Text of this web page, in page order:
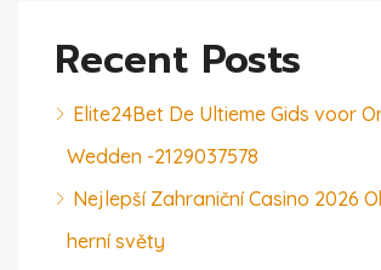
Recent Posts
Elite24Bet De Ultieme Gids voor
Wedden -2129037578
Nejlepší Zahraniční Casino 2026
herní světy